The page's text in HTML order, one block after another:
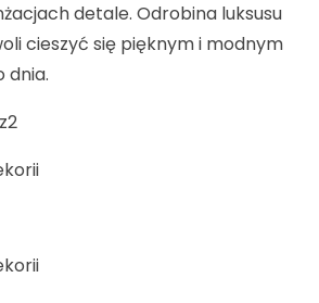
detale. Odrobina luksusu
cieszyć się pięknym i modnym
dnia.